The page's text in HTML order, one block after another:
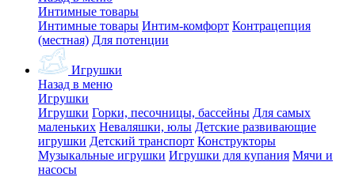
Интимные товары
Интимные товары Интим-комфорт Контрацепция
(местная) Для потенции
Игрушки
Назад в меню
Игрушки
Игрушки Горки, песочницы, бассейны Для самых
маленьких Неваляшки, юлы Детские развивающие
игрушки Детский транспорт Конструкторы
Музыкальные игрушки Игрушки для купания Мячи и
насосы